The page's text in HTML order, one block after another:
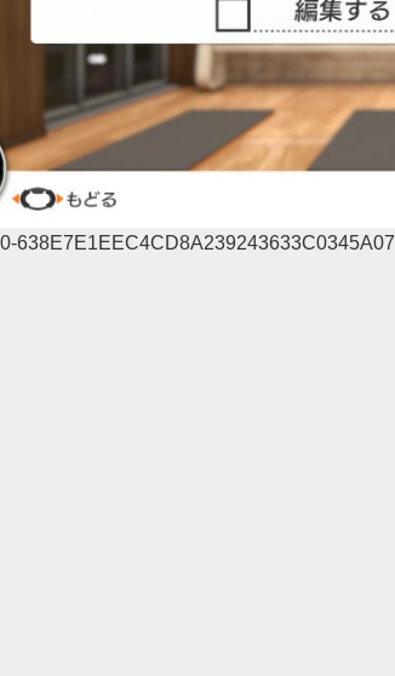
638E7E1EEC4CD8A239243633C0345A07